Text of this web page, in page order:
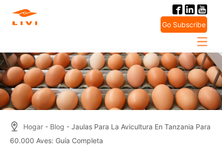
Go Subscribe
Hogar - Blog - Jaulas Para La Avicultura En Tanzania Para
60.000 Aves: Guía Completa